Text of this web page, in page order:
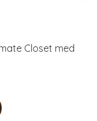
Closet med